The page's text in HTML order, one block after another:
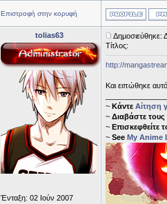
Επιστροφή στην κορυφή
tolias63
Ένταξη: 02 Ιούν 2007
Δημοσιεύθηκε:
Τίτλος:
http://
Και ειπώθηκε
~ Κάντε Αίτηση
~ Διαβάστε τους
~ Επισκεφθείτε
~ See My Anime